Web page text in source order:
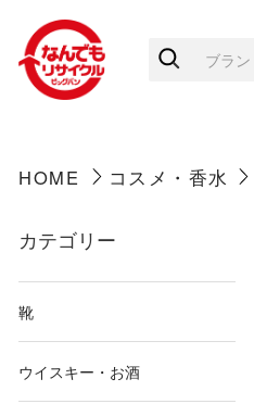
HOME コスメ・香水
カテゴリー
靴
ウイスキー・お酒